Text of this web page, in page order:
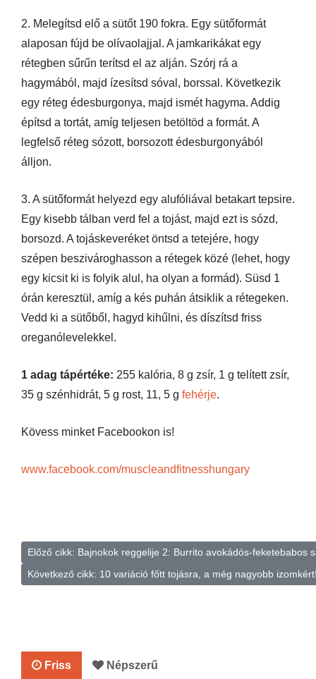
2. Melegítsd elő a sütőt 190 fokra. Egy sütőformát
alaposan fújd be olívaolajjal. A jamkarikákat egy
rétegben sűrűn terítsd el az alján. Szórj rá a
hagymából, majd ízesítsd sóval, borssal. Következik
egy réteg édesburgonya, majd ismét hagyma. Addig
építsd a tortát, amíg teljesen betöltöd a formát. A
legfelső réteg sózott, borsozott édesburgonyából
álljon.
3. A sütőformát helyezd egy alufóliával betakart tepsire.
Egy kisebb tálban verd fel a tojást, majd ezt is sózd,
borsozd. A tojáskeveréket öntsd a tetejére, hogy
szépen beszivároghasson a rétegek közé (lehet, hogy
egy kicsit ki is folyik alul, ha olyan a formád). Süsd 1
órán keresztül, amíg a kés puhán átsiklik a rétegeken.
Vedd ki a sütőből, hagyd kihűlni, és díszítsd friss
oreganólevelekkel.
1 adag tápértéke: 255 kalória, 8 g zsír, 1 g telített zsír,
35 g szénhidrát, 5 g rost, 11, 5 g fehérje.
Kövess minket Facebookon is!
www.facebook.com/muscleandfitnesshungary
Előző cikk: Bajnokok reggelije 2: Burrito avokádós-feketebabos
Következő cikk: 10 variáció főtt tojásra, a még nagyobb
Friss Népszerű